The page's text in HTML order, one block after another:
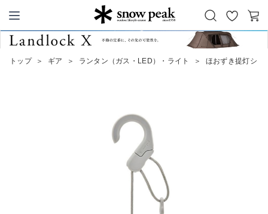
Snow Peak
お
気
に
カ
トップ ＞ ギア ＞ ランタン（ガス・LED）・ライト ＞ ほおずき提灯シェ